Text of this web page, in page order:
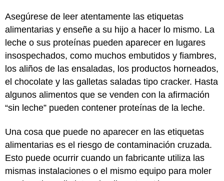
Asegúrese de leer atentamente las etiquetas
alimentarias y enseñe a su hijo a hacer lo mismo. La
leche o sus proteínas pueden aparecer en lugares
insospechados, como muchos embutidos y fiambres,
los aliños de las ensaladas, los productos horneados,
el chocolate y las galletas saladas tipo cracker. Hasta
algunos alimentos que se venden con la afirmación
“sin leche” pueden contener proteínas de la leche.
Una cosa que puede no aparecer en las etiquetas
alimentarias es el riesgo de contaminación cruzada.
Esto puede ocurrir cuando un fabricante utiliza las
mismas instalaciones o el mismo equipo para moler